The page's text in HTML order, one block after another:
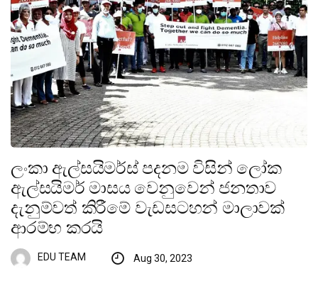
ලංකා ඇල්සයිමර්ස් පදනම විසින් ලෝක
ඇල්සයිමර් මාසය වෙනුවෙන් ජනතාව
දැනුම්වත් කිරීමේ වැඩසටහන් මාලාවක්
ආරම්භ කරයි
EDU TEAM Aug 30, 2023